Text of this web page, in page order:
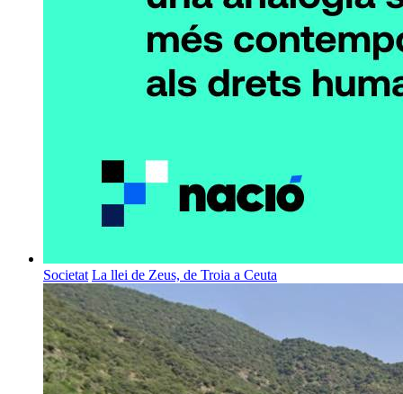
Societat La llei de Zeus, de Troia a Ceuta